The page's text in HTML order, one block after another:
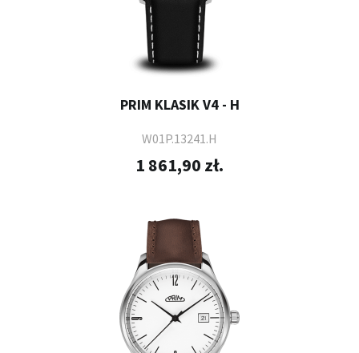
PRIM KLASIK V4 - H
W01P.13241.H
1 861,90 zł.